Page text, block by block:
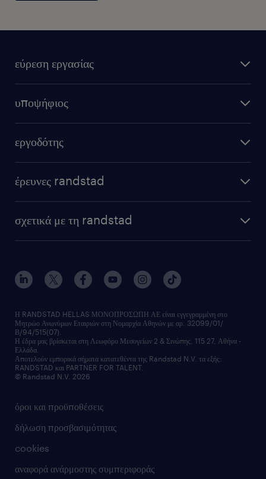
εύρεση εργασίας
υποψήφιος
εργοδότης
έρευνες randstad
σχετικά με τη randstad
όροι και προϋποθέσεις
δήλωση προσβασιμότητας
cookies
αναφορά ανάρμοστης συμπεριφοράς
Η RANDSTAD HELLAS ΜΟΝΟΠΡΟΣΩΠΗ ΑΕ είναι εγγεγραμμένη στο
Μητρώο Ανωνύμων Εταιριών στη Νομαρχία Αθηνών με αρ. 32099/01/
Β/94/515(07).
Η έδρα μας βρίσκεται στη Λεωφόρο Μεσογείων 2 & Σινώπης, 115 27, Αθήνα -
Ελλάδα.
Αποτελούν εμπορικά σήματα κατατεθέντα της Randstad N.V. τα εξής:
RANDSTAD και PARTNER FOR TALENT.
© Randstad N.V. 2026